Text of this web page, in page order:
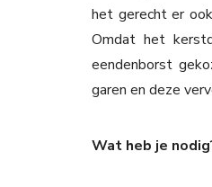
het gerecht er
Omdat het
eendenborst
garen en deze
Wat heb je